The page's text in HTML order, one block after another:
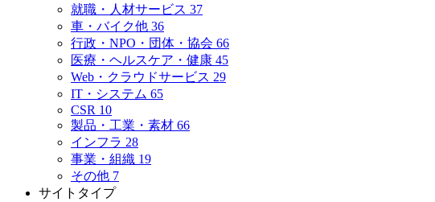
就職・人材サービス 37
車・バイク他 36
行政・NPO・団体・協会 66
医療・ヘルスケア・健康 45
Web・クラウドサービス 29
IT・システム 65
CSR 10
製品・工業・素材 66
インフラ 28
事業・組織 19
その他 7
サイトタイプ